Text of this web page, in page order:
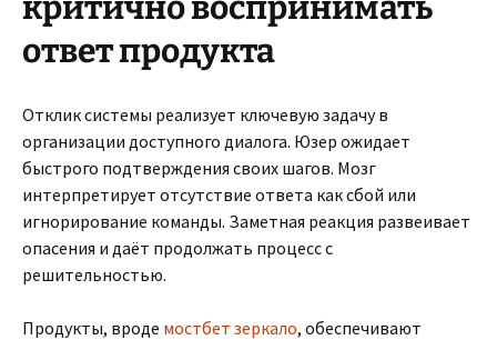
ответ продукта
Отклик системы реализует ключевую задачу в
организации доступного диалога. Юзер ожидает
быстрого подтверждения своих шагов. Мозг
интерпретирует отсутствие ответа как сбой или
игнорирование команды. Заметная реакция развеивает
опасения и даёт продолжать процесс с
решительностью.
Продукты, вроде мостбет зеркало, обеспечивают